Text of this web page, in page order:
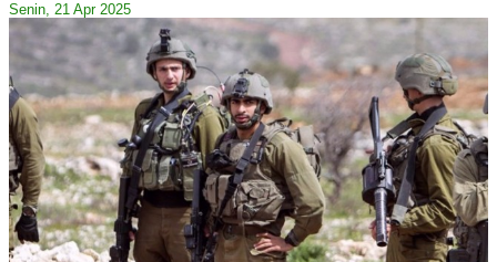
Senin, 21 Apr 2025